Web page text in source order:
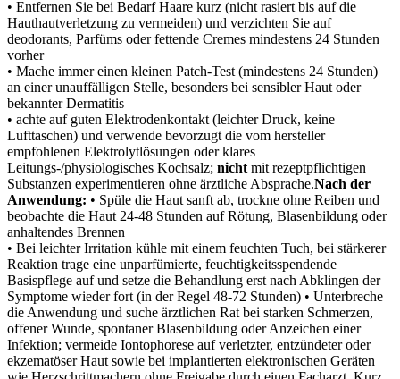
• Entfernen Sie bei Bedarf‌ Haare ‌kurz (nicht rasiert ⁢bis auf die​
Hauthautverletzung zu vermeiden) und ‍verzichten Sie auf‌
deodorants, Parfüms ⁤oder fettende ‌Cremes mindestens 24 Stunden
vorher
• Mache immer ⁤einen kleinen Patch-Test (mindestens ⁢24 Stunden)
an ‍einer unauffälligen ⁣Stelle, besonders bei sensibler Haut oder
bekannter Dermatitis
• ⁣achte auf guten Elektrodenkontakt‍ (leichter Druck, keine
Lufttaschen) und verwende bevorzugt die⁤ vom‌ hersteller
empfohlenen Elektrolytlösungen oder​ klares
Leitungs-/physiologisches Kochsalz; nicht mit⁤ rezeptpflichtigen
Substanzen ⁣experimentieren ohne‍ ärztliche ⁤Absprache.Nach ‍der
Anwendung: • Spüle⁣ die ⁤Haut sanft ab, trockne ohne Reiben⁤ und​
beobachte die Haut ​24-48⁤ Stunden auf ⁢Rötung, Blasenbildung oder
anhaltendes Brennen
• Bei leichter Irritation kühle mit einem feuchten Tuch, bei⁤ stärkerer
Reaktion trage eine unparfümierte, feuchtigkeitsspendende⁢
Basispflege auf und setze ‌die Behandlung ⁢erst nach Abklingen der
Symptome wieder fort (in der Regel⁤ 48-72 Stunden) • ‌Unterbreche
die Anwendung und suche ärztlichen Rat bei starken ‌Schmerzen,
‍offener Wunde,⁢ spontaner‍ Blasenbildung oder‍ Anzeichen einer
Infektion; vermeide Iontophorese auf verletzter, ‍entzündeter oder
ekzematöser Haut⁢ sowie​ bei ​implantierten elektronischen Geräten